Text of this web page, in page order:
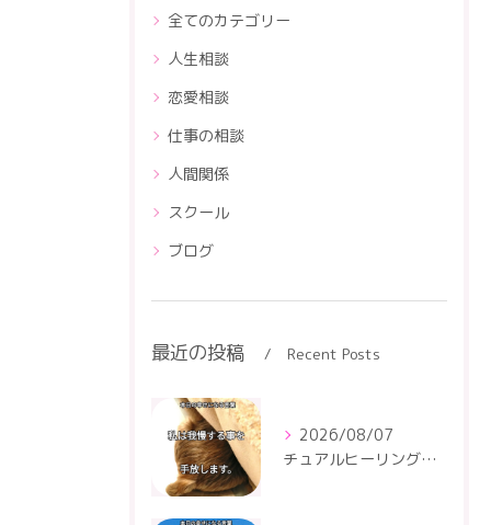
全てのカテゴリー
人生相談
恋愛相談
仕事の相談
人間関係
スクール
ブログ
最近の投稿 Recent Posts
2026/08/07
チュアルヒーリングセンター